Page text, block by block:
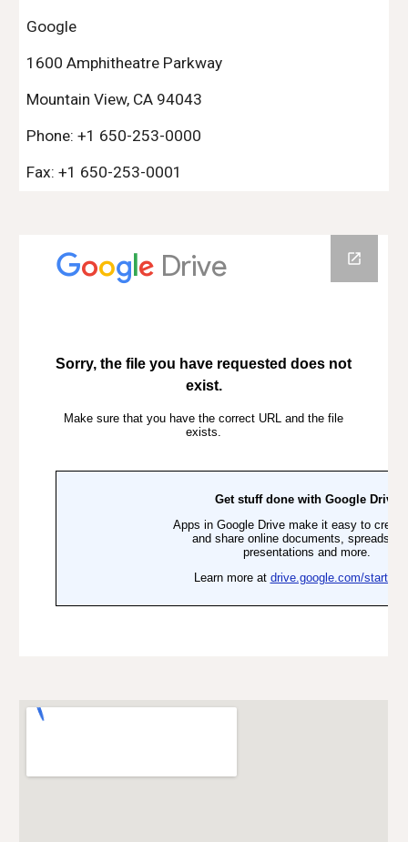
Google
1600 Amphitheatre Parkway
Mountain View, CA 94043
Phone: +1 650-253-0000
Fax: +1 650-253-0001